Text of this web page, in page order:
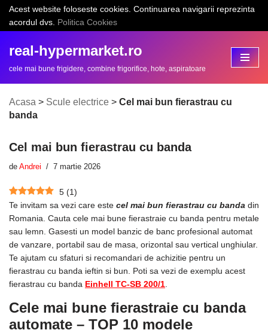
Sari
conținut
Acest website foloseste cookies. Continuarea navigarii reprezinta
acordul dvs. Politica Cookies
real-hypermarket.ro
cele mai bune frigidere, combine frigorifice, hote, aspiratoare
Acasa > Scule electrice > Cel mai bun fierastrau cu
banda
Cel mai bun fierastrau cu banda
de Andrei 7 martie 2026
5 (1)
Te invitam sa vezi care este cel mai bun fierastrau cu banda din
Romania. Cauta cele mai bune fierastraie cu banda pentru metale
sau lemn. Gasesti un model banzic de banc profesional automat
de vanzare, portabil sau de masa, orizontal sau vertical unghiular.
Te ajutam cu sfaturi si recomandari de achizitie pentru un
fierastrau cu banda ieftin si bun. Poti sa vezi de exemplu acest
fierastrau cu banda Einhell TC-SB 200/1
Cele mai bune fierastraie cu banda
automate – TOP 10 modele